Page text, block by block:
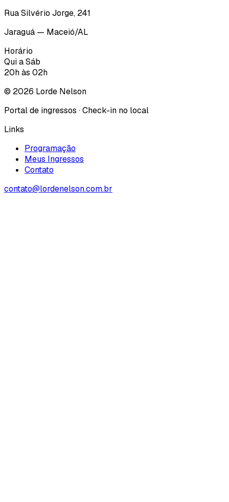
Rua Silvério Jorge, 241
Jaraguá — Maceió/AL
Horário
Qui a Sáb
20h às 02h
© 2026 Lorde Nelson
Portal de ingressos · Check-in no local
Links
Programação
Meus Ingressos
Contato
contato@lordenelson.com.br